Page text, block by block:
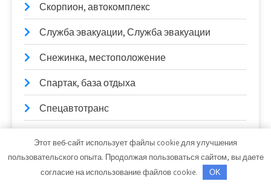
Скорпион, автокомплекс
Служба эвакуации, Служба эвакуации
Снежинка, местоположение
Спартак, база отдыха
Спецавтотранс
СТО
Этот веб-сайт использует файлы cookie для улучшения
пользовательского опыта. Продолжая пользоваться сайтом, вы даете
согласие на использование файлов cookie.
OK